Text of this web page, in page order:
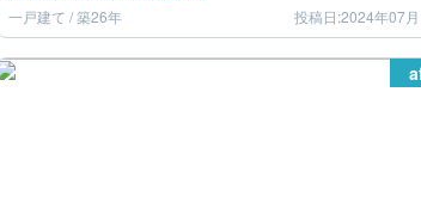
一戸建て / 築26年 投稿日:2024年07